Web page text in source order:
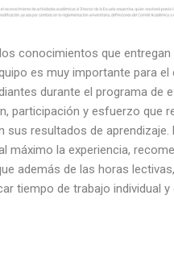
conocimientos que entregan
es muy importante para el
durante el programa de
participación y esfuerzo que
sus resultados de aprendizaje.
máximo la experiencia,
además de las horas
tiempo de trabajo individual y